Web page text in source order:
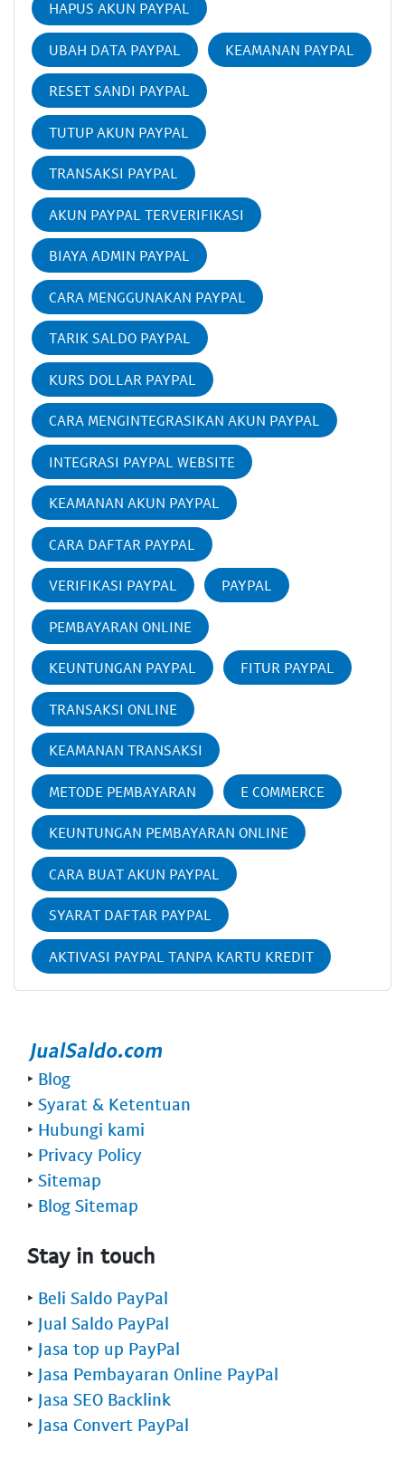
HAPUS AKUN PAYPAL
UBAH DATA PAYPAL KEAMANAN PAYPAL
RESET SANDI PAYPAL
TUTUP AKUN PAYPAL
TRANSAKSI PAYPAL
AKUN PAYPAL TERVERIFIKASI
BIAYA ADMIN PAYPAL
CARA MENGGUNAKAN PAYPAL
TARIK SALDO PAYPAL
KURS DOLLAR PAYPAL
CARA MENGINTEGRASIKAN AKUN PAYPAL
INTEGRASI PAYPAL WEBSITE
KEAMANAN AKUN PAYPAL
CARA DAFTAR PAYPAL
VERIFIKASI PAYPAL PAYPAL
PEMBAYARAN ONLINE
KEUNTUNGAN PAYPAL FITUR PAYPAL
TRANSAKSI ONLINE
KEAMANAN TRANSAKSI
METODE PEMBAYARAN E COMMERCE
KEUNTUNGAN PEMBAYARAN ONLINE
CARA BUAT AKUN PAYPAL
SYARAT DAFTAR PAYPAL
AKTIVASI PAYPAL TANPA KARTU KREDIT
‣ Blog
‣ Syarat & Ketentuan
‣ Hubungi kami
‣ Privacy Policy
‣ Sitemap
‣ Blog Sitemap
Stay in touch
‣ Beli Saldo PayPal
‣ Jual Saldo PayPal
‣ Jasa top up PayPal
‣ Jasa Pembayaran Online PayPal
‣ Jasa SEO Backlink
‣ Jasa Convert PayPal